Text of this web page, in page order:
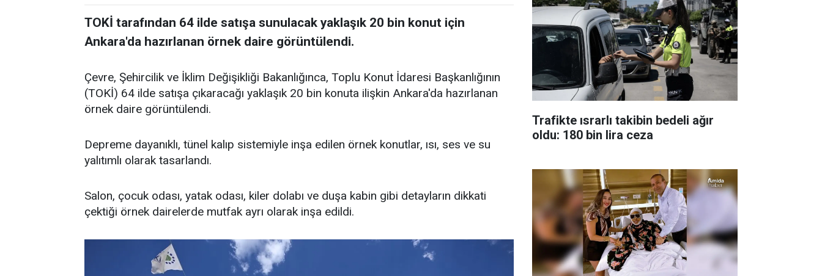
TOKİ tarafından 64 ilde satışa sunulacak yaklaşık 20 bin konut için
Ankara'da hazırlanan örnek daire görüntülendi.
Çevre, Şehircilik ve İklim Değişikliği Bakanlığınca, Toplu Konut İdaresi Başkanlığının
(TOKİ) 64 ilde satışa çıkaracağı yaklaşık 20 bin konuta ilişkin Ankara'da hazırlanan
örnek daire görüntülendi.
Depreme dayanıklı, tünel kalıp sistemiyle inşa edilen örnek konutlar, ısı, ses ve su
yalıtımlı olarak tasarlandı.
Salon, çocuk odası, yatak odası, kiler dolabı ve duşa kabin gibi detayların dikkati
çektiği örnek dairelerde mutfak ayrı olarak inşa edildi.
Trafikte ısrarlı takibin bedeli ağır
oldu: 180 bin lira ceza